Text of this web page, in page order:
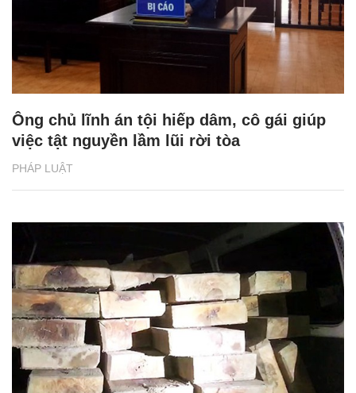
PHÁP LUẬT
Ông chủ lĩnh án tội hiếp dâm, cô gái giúp
việc tật nguyền lầm lũi rời tòa